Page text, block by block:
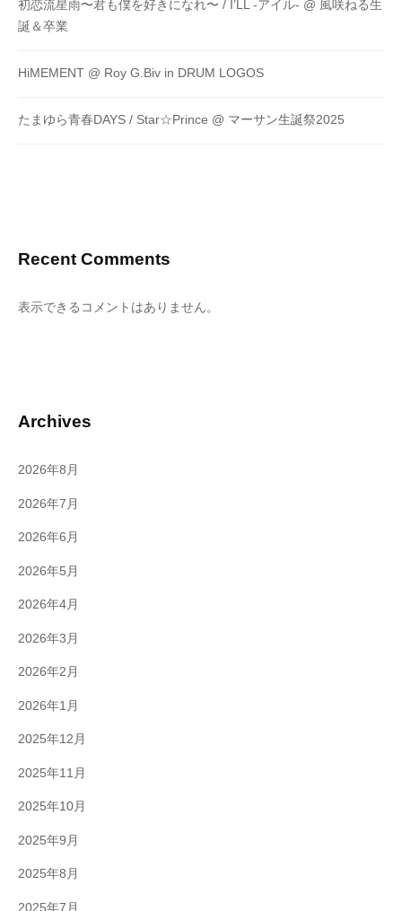
初恋流星雨〜君も僕を好きになれ〜 / I’LL -アイル- @ 風咲ねる生
誕＆卒業
HiMEMENT @ Roy G.Biv in DRUM LOGOS
たまゆら青春DAYS / Star☆Prince @ マーサン生誕祭2025
Recent Comments
表示できるコメントはありません。
Archives
2026年8月
2026年7月
2026年6月
2026年5月
2026年4月
2026年3月
2026年2月
2026年1月
2025年12月
2025年11月
2025年10月
2025年9月
2025年8月
2025年7月